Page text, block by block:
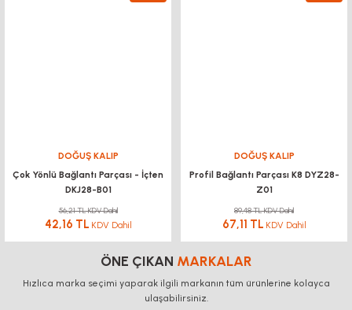
DOĞUŞ KALIP
Çok Yönlü Bağlantı Parçası - İçten
DKJ28-B01
56,21 TL KDV Dahil
42,16 TL KDV Dahil
DOĞUŞ KALIP
Profil Bağlantı Parçası K8 DYZ28-
Z01
89,48 TL KDV Dahil
67,11 TL KDV Dahil
ÖNE ÇIKAN MARKALAR
Hızlıca marka seçimi yaparak ilgili markanın tüm ürünlerine kolayca
ulaşabilirsiniz.